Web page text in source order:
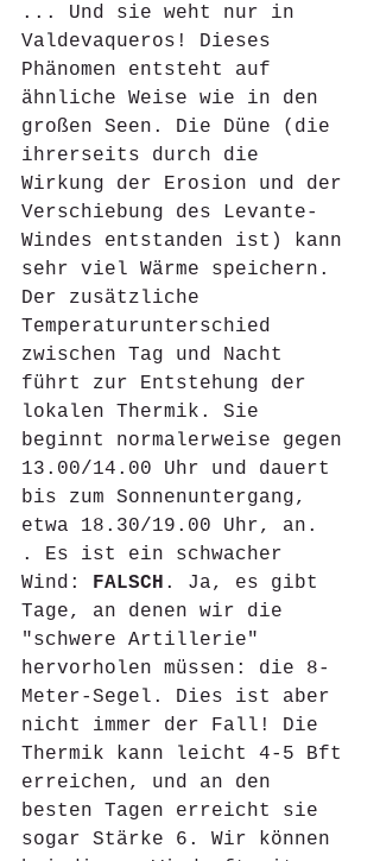
... Und sie weht nur in
Valdevaqueros! Dieses
Phänomen entsteht auf
ähnliche Weise wie in den
großen Seen. Die Düne (die
ihrerseits durch die
Wirkung der Erosion und der
Verschiebung des Levante-
Windes entstanden ist) kann
sehr viel Wärme speichern.
Der zusätzliche
Temperaturunterschied
zwischen Tag und Nacht
führt zur Entstehung der
lokalen Thermik. Sie
beginnt normalerweise gegen
13.00/14.00 Uhr und dauert
bis zum Sonnenuntergang,
etwa 18.30/19.00 Uhr, an.
. Es ist ein schwacher
Wind: FALSCH . Ja, es gibt
Tage, an denen wir die
"schwere Artillerie"
hervorholen müssen: die 8-
Meter-Segel. Dies ist aber
nicht immer der Fall! Die
Thermik kann leicht 4-5 Bft
erreichen, und an den
besten Tagen erreicht sie
sogar Stärke 6. Wir können